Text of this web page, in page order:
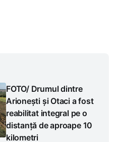
FOTO/ Drumul dintre
Arionești și Otaci a fost
reabilitat integral pe o
distanță de aproape 10
kilometri